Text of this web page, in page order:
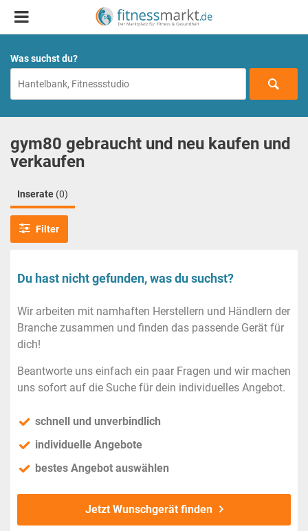
Was suchst du?
gym80 gebraucht und neu kaufen und
verkaufen
Inserate (0)
Filter
Du hast nicht gefunden, was du suchst?
Wir arbeiten mit namhaften Herstellern und Händlern der
Branche zusammen und finden das passende Gerät für
dich!
Beantworte uns einfach ein paar Fragen und wir machen
uns sofort auf die Suche für dein individuelles Angebot.
schnell und unverbindlich
individuelle Angebote
bestes Angebot auswählen
Jetzt Wunschgerät finden